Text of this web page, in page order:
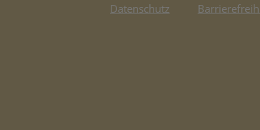
Datenschutz